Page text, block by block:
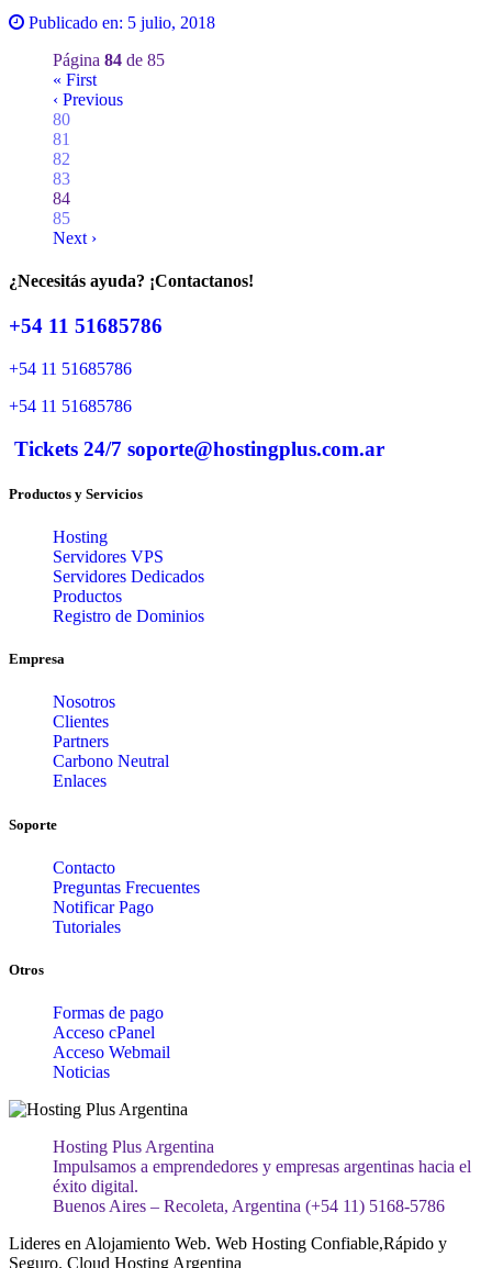
Publicado en: 5 julio, 2018
Página 84 de 85
« First
‹ Previous
80
81
82
83
84
85
Next ›
¿Necesitás ayuda? ¡Contactanos!
+54 11 51685786
+54 11 51685786
+54 11 51685786
Tickets 24/7 soporte@hostingplus.com.ar
Productos y Servicios
Hosting
Servidores VPS
Servidores Dedicados
Productos
Registro de Dominios
Empresa
Nosotros
Clientes
Partners
Carbono Neutral
Enlaces
Soporte
Contacto
Preguntas Frecuentes
Notificar Pago
Tutoriales
Otros
Formas de pago
Acceso cPanel
Acceso Webmail
Noticias
Hosting Plus Argentina
Impulsamos a emprendedores y empresas argentinas hacia el
éxito digital.
Buenos Aires – Recoleta, Argentina (+54 11) 5168-5786
Lideres en Alojamiento Web. Web Hosting Confiable,Rápido y
Seguro. Cloud Hosting Argentina